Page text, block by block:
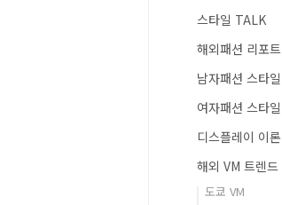
스타일 TALK
해외패션 리포트
남자패션 스타일
여자패션 스타일
디스플레이 이론
해외 VM 트렌드
도쿄 VM